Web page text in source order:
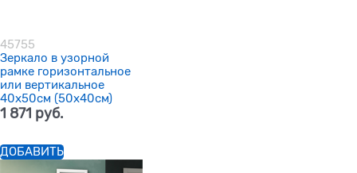
45755
Зеркало в узорной
рамке горизонтальное
или вертикальное
40х50см (50х40см)
1 871 руб.
ДОБАВИТЬ